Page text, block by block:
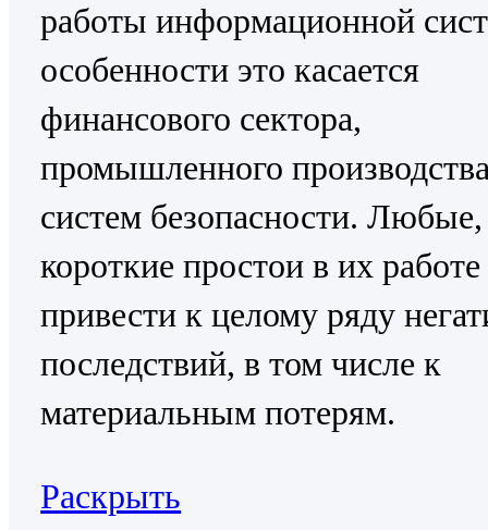
работы информационной
особенности это касается
финансового сектора,
промышленного
систем безопасности.
короткие простои в их
привести к целому ряду
последствий, в том числе к
материальным потерям.
Раскрыть